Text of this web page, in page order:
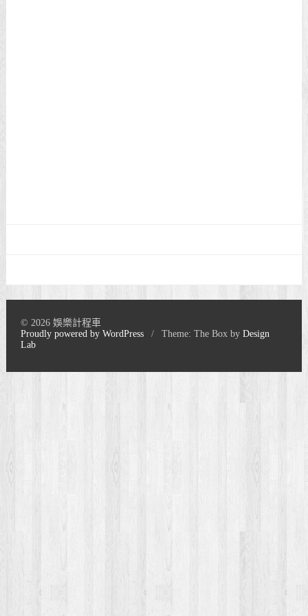
© 2026 娛樂計程車
Proudly powered by WordPress
/ Theme: The Box byDesign
Lab